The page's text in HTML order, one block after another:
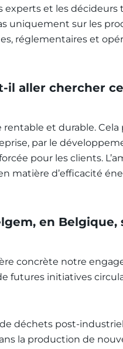
experts et les
uniquement sur les
réglementaires et
il aller chercher
et durable. Cela
par le
pour les clients.
matière d’efficacité
en Belgique,
concrète notre
futures initiatives
déchets post-
la production de